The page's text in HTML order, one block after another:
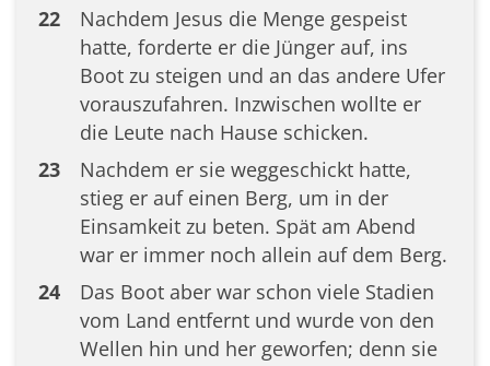
22
Nachdem Jesus die Menge gespeist
hatte, forderte er die Jünger auf, ins
Boot zu steigen und an das andere Ufer
vorauszufahren. Inzwischen wollte er
die Leute nach Hause schicken.
23
Nachdem er sie weggeschickt hatte,
stieg er auf einen Berg, um in der
Einsamkeit zu beten. Spät am Abend
war er immer noch allein auf dem Berg.
24
Das Boot aber war schon viele Stadien
vom Land entfernt und wurde von den
Wellen hin und her geworfen; denn sie